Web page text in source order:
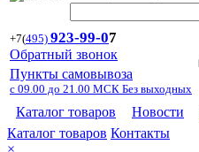
+7(495) 923-99-07
Обратный звонок
Пункты самовывоза
с 09.00 до 21.00 МСК Без выходных
Каталог товаров Новости
Каталог товаров Контакты
×